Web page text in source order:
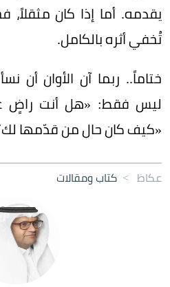
يقدمه. أما إذا كان
تُخفي أثره بالكامل.
ختاماً.. ربما آن الأوان أن
ليس فقط: «هل أنت راضٍ
«كيف كان حال من قدّمها
عكاظ > كتاب ومقالات